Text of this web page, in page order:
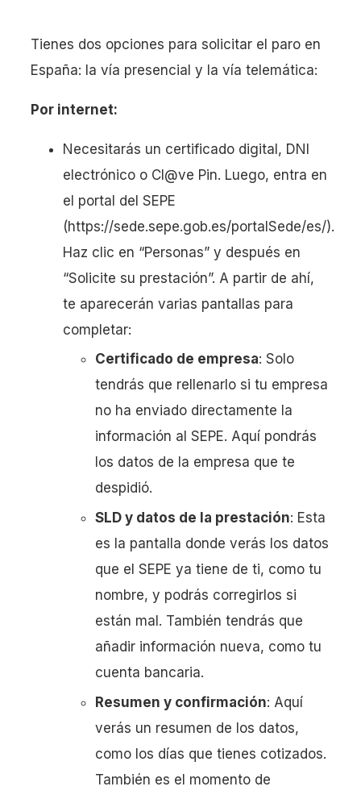
Tienes dos opciones para solicitar el paro en
España: la vía presencial y la vía telemática:
Por internet:
Necesitarás un certificado digital, DNI
electrónico o Cl@ve Pin. Luego, entra en
el portal del SEPE
(https://sede.sepe.gob.es/portalSede/es/).
Haz clic en “Personas” y después en
“Solicite su prestación”. A partir de ahí,
te aparecerán varias pantallas para
completar:
Certificado de empresa: Solo
tendrás que rellenarlo si tu empresa
no ha enviado directamente la
información al SEPE. Aquí pondrás
los datos de la empresa que te
despidió.
SLD y datos de la prestación: Esta
es la pantalla donde verás los datos
que el SEPE ya tiene de ti, como tu
nombre, y podrás corregirlos si
están mal. También tendrás que
añadir información nueva, como tu
cuenta bancaria.
Resumen y confirmación: Aquí
verás un resumen de los datos,
como los días que tienes cotizados.
También es el momento de